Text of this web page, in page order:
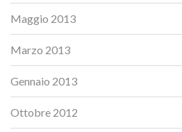
Maggio 2013
Marzo 2013
Gennaio 2013
Ottobre 2012